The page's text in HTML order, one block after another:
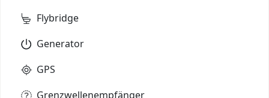
Flybridge
Generator
GPS
Grenzwellenempfänger